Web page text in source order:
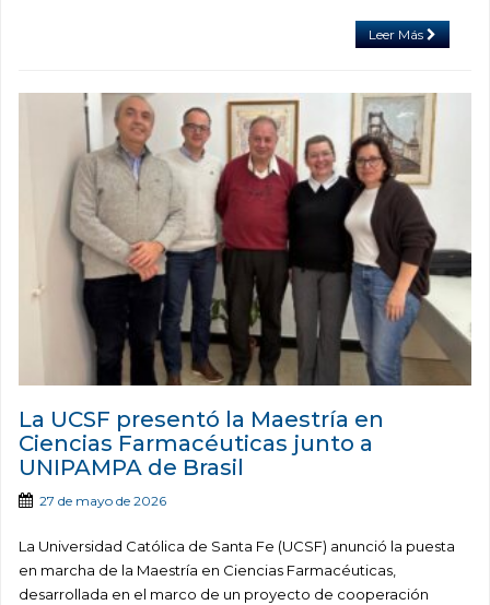
Leer Más
La UCSF presentó la Maestría en
Ciencias Farmacéuticas junto a
UNIPAMPA de Brasil
27 de mayo de 2026
La Universidad Católica de Santa Fe (UCSF) anunció la puesta
en marcha de la Maestría en Ciencias Farmacéuticas,
desarrollada en el marco de un proyecto de cooperación